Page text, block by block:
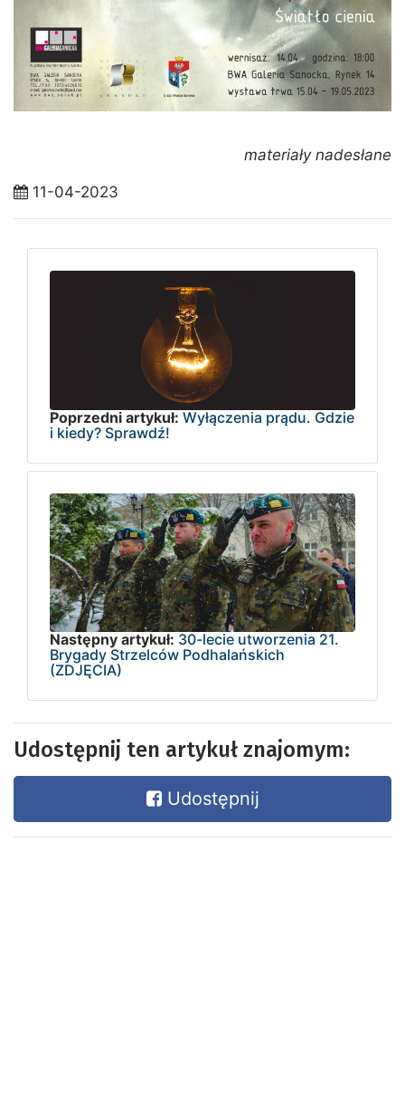
materiały nadesłane
11-04-2023
Poprzedni artykuł: Wyłączenia prądu. Gdzie
i kiedy? Sprawdź!
Następny artykuł: 30-lecie utworzenia 21.
Brygady Strzelców Podhalańskich
(ZDJĘCIA)
Udostępnij ten artykuł znajomym:
Udostępnij